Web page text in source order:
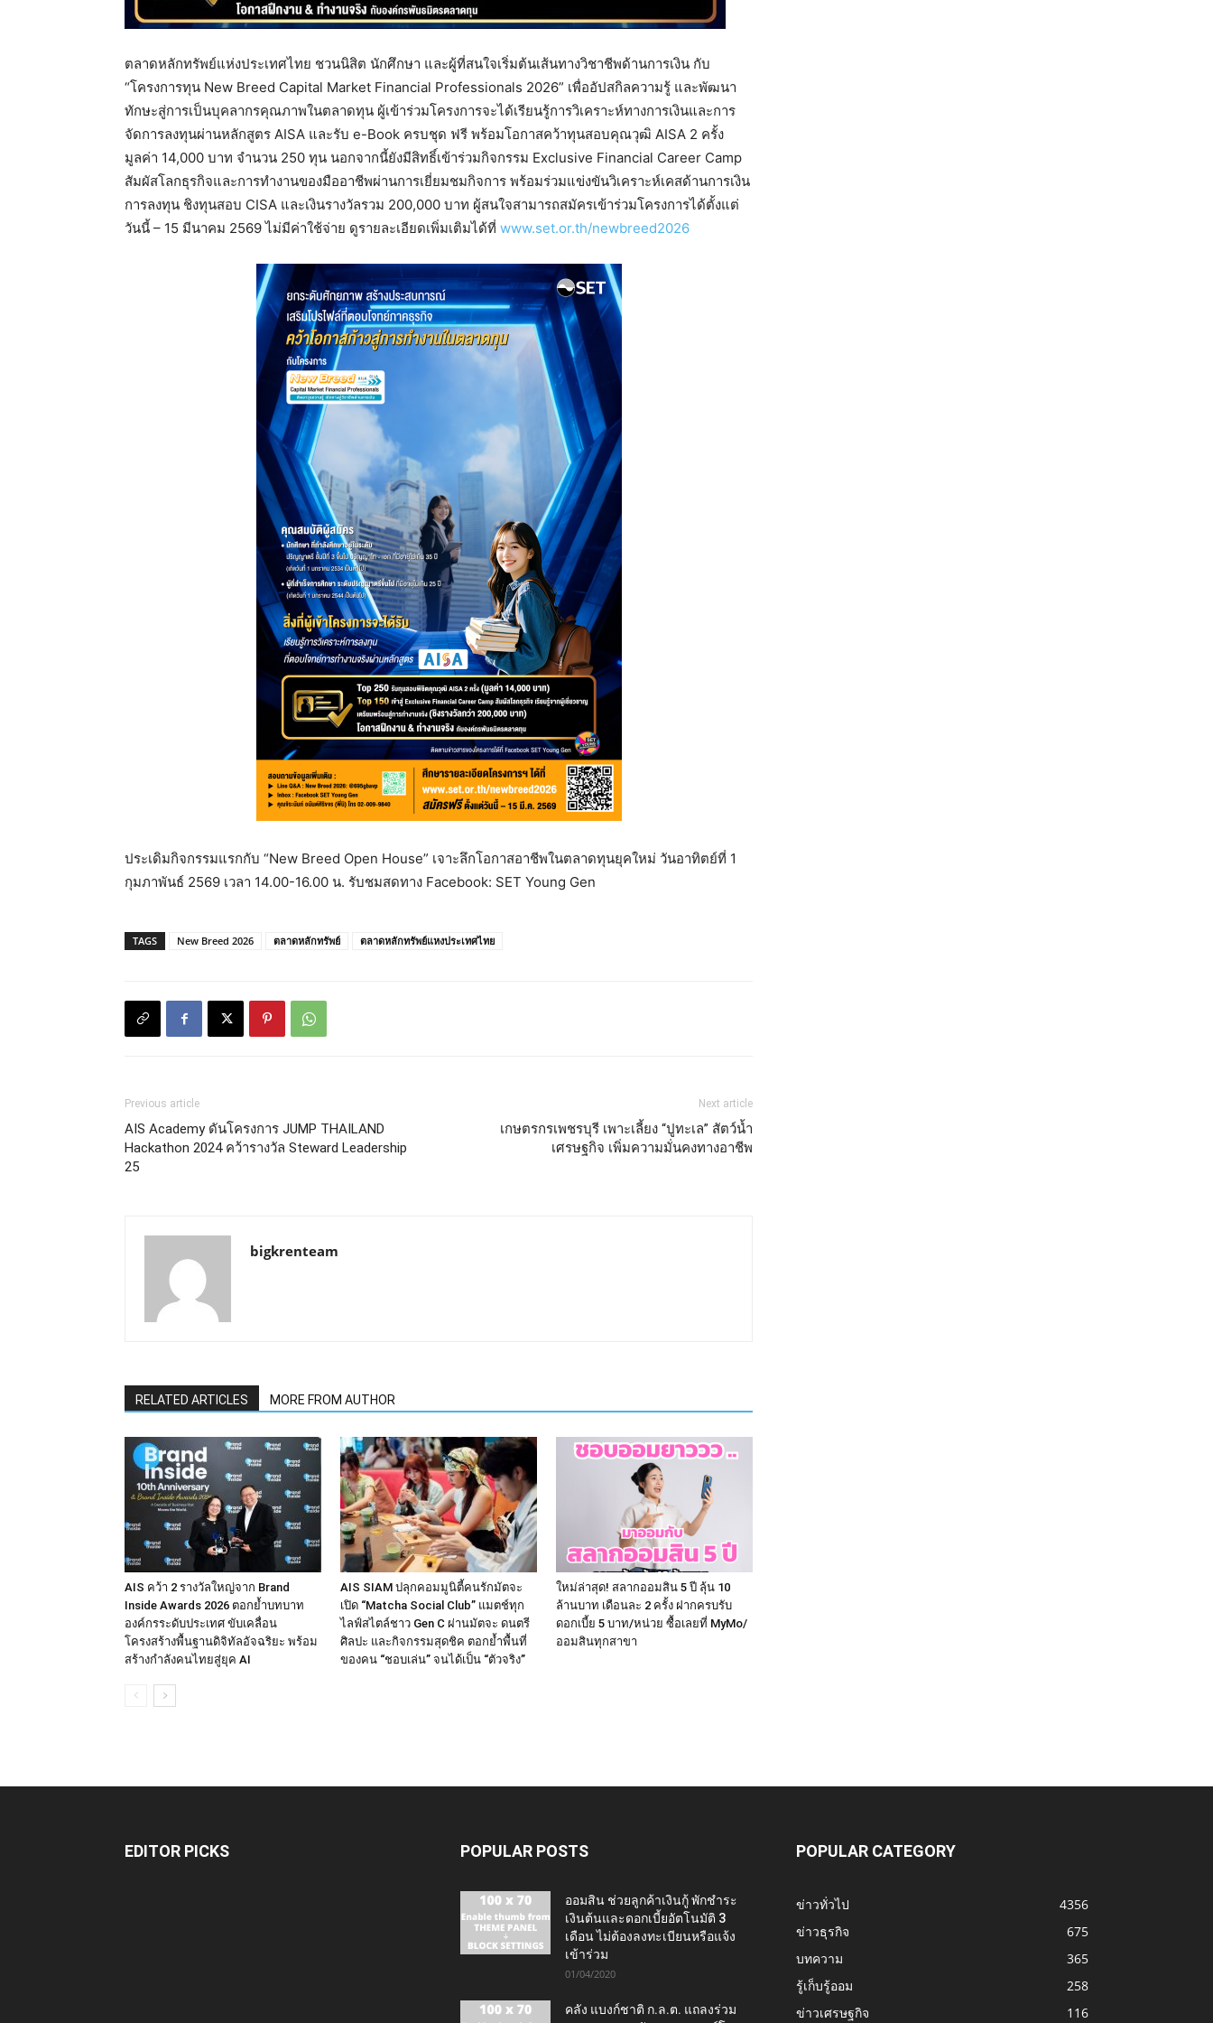
ตลาดหลักทรัพย์แห่งประเทศไทย ชวนนิสิต นักศึกษา และผู้ที่สนใจเริ่มต้นเส้นทางวิชาชีพด้านการเงิน กับ
“โครงการทุน New Breed Capital Market Financial Professionals 2026” เพื่ออัปสกิลความรู้ และพัฒนา
ทักษะสู่การเป็นบุคลากรคุณภาพในตลาดทุน ผู้เข้าร่วมโครงการจะได้เรียนรู้การวิเคราะห์ทางการเงินและการ
จัดการลงทุนผ่านหลักสูตร AISA และรับ e-Book ครบชุด ฟรี พร้อมโอกาสคว้าทุนสอบคุณวุฒิ AISA 2 ครั้ง
มูลค่า 14,000 บาท จำนวน 250 ทุน นอกจากนี้ยังมีสิทธิ์เข้าร่วมกิจกรรม Exclusive Financial Career Camp
สัมผัสโลกธุรกิจและการทำงานของมืออาชีพผ่านการเยี่ยมชมกิจการ พร้อมร่วมแข่งขันวิเคราะห์เคสด้านการเงิน
การลงทุน ชิงทุนสอบ CISA และเงินรางวัลรวม 200,000 บาท ผู้สนใจสามารถสมัครเข้าร่วมโครงการได้ตั้งแต่
วันนี้ – 15 มีนาคม 2569 ไม่มีค่าใช้จ่าย ดูรายละเอียดเพิ่มเติมได้ที่ www.set.or.th/newbreed2026
ประเดิมกิจกรรมแรกกับ “New Breed Open House” เจาะลึกโอกาสอาชีพในตลาดทุนยุคใหม่ วันอาทิตย์ที่ 1
กุมภาพันธ์ 2569 เวลา 14.00-16.00 น. รับชมสดทาง Facebook: SET Young Gen
TAGS New Breed 2026 ตลาดหลักทรัพย์ ตลาดหลักทรัพย์แหงประเทศไทย
Previous article
AIS Academy ดันโครงการ JUMP THAILAND
Hackathon 2024 คว้ารางวัล Steward Leadership
25
Next article
เกษตรกรเพชรบุรี เพาะเลี้ยง “ปูทะเล” สัตว์น้ำ
เศรษฐกิจ เพิ่มความมั่นคงทางอาชีพ
bigkrenteam
RELATED ARTICLES MORE FROM AUTHOR
AIS คว้า 2 รางวัลใหญ่จาก Brand
Inside Awards 2026 ตอกย้ำบทบาท
องค์กรระดับประเทศ ขับเคลื่อน
โครงสร้างพื้นฐานดิจิทัลอัจฉริยะ พร้อม
สร้างกำลังคนไทยสู่ยุค AI
AIS SIAM ปลุกคอมมูนิตี้คนรักมัตจะ
เปิด “Matcha Social Club” แมตช์ทุก
ไลฟ์สไตล์ชาว Gen C ผ่านมัตจะ ดนตรี
ศิลปะ และกิจกรรมสุดชิค ตอกย้ำพื้นที่
ของคน “ชอบเล่น” จนได้เป็น “ตัวจริง”
ใหม่ล่าสุด! สลากออมสิน 5 ปี ลุ้น 10
ล้านบาท เดือนละ 2 ครั้ง ฝากครบรับ
ดอกเบี้ย 5 บาท/หน่วย ซื้อเลยที่ MyMo/
ออมสินทุกสาขา
EDITOR PICKS POPULAR POSTS
ออมสิน ช่วยลูกค้าเงินกู้ พักชำระ
เงินต้นและดอกเบี้ยอัตโนมัติ 3
เดือน ไม่ต้องลงทะเบียนหรือแจ้ง
เข้าร่วม
01/04/2020
คลัง แบงก์ชาติ ก.ล.ต. แถลงร่วม
POPULAR CATEGORY
ข่าวทั่วไป
4356
ข่าวธุรกิจ
675
บทความ
365
รู้เก็บรู้ออม
258
ข่าวเศรษฐกิจ
116